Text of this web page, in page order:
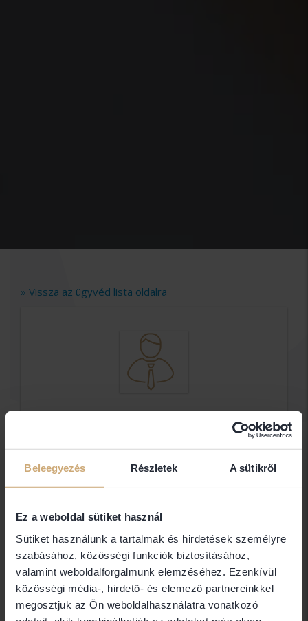
Beleegyezés Részletek A sütikről
Ez a weboldal sütiket használ
Sütiket használunk a tartalmak és hirdetések személyre
szabásához, közösségi funkciók biztosításához,
valamint weboldalforgalmunk elemzéséhez. Ezenkívül
közösségi média-, hirdető- és elemező partnereinkkel
megosztjuk az Ön weboldalhasználatra vonatkozó
» Vissza az ügyvéd lista oldalra
Szabóné Dr. Sipos
Gabriella Emőke Ügyvéd
Ügyvéd
Elérhetőségek
3530 Miskolc
Jogi területek